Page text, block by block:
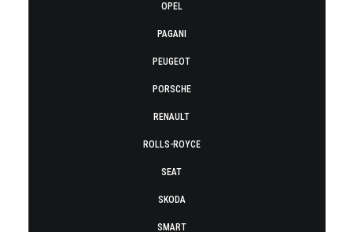
OPEL
PAGANI
PEUGEOT
PORSCHE
RENAULT
ROLLS-ROYCE
SEAT
SKODA
SMART